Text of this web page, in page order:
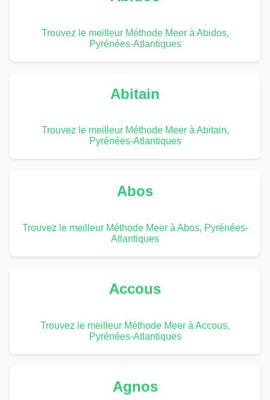
Trouvez le meilleur Méthode Meer à Abidos,
Pyrénées-Atlantiques
Abitain
Trouvez le meilleur Méthode Meer à Abitain,
Pyrénées-Atlantiques
Abos
Trouvez le meilleur Méthode Meer à Abos, Pyrénées-
Atlantiques
Accous
Trouvez le meilleur Méthode Meer à Accous,
Pyrénées-Atlantiques
Agnos